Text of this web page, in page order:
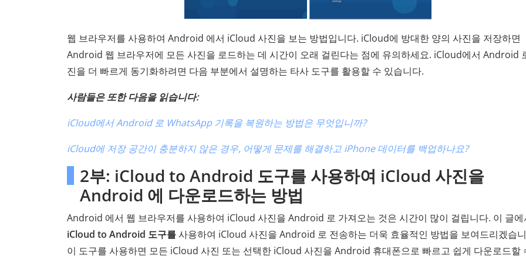
웹 브라우저를 사용하여 Android 에서 iCloud 사진을 보는 방법입니다. iCloud에 방대한 양의 사진을 저장하면
Android 웹 브라우저에 모든 사진을 로드하는 데 시간이 오래 걸린다는 점에 유의하세요. iCloud에서 Android
진을 더 빠르게 동기화하려면 다음 부분에서 설명하는 타사 도구를 활용할 수 있습니다.
사람들은 또한 다음을 읽습니다:
iCloud에서 Android 로 WhatsApp 기록을 복원하는 방법은 무엇입니까?
iCloud에 저장 공간이 충분하지 않은 경우, 어떻게 문제를 해결하고 iPhone 데이터를 백업하나요?
2부: iCloud to Android 도구를 사용하여 iCloud 사진을
Android 에 다운로드하는 방법
Android 에서 웹 브라우저를 사용하여 iCloud 사진을 Android 로 가져오는 것은 시간이 많이 걸립니다. 이 글에
iCloud to Android 도구를사용하여 iCloud 사진을 Android 로 전송하는 더욱 효율적인 방법을 보여드리겠습
이 도구를 사용하면 모든 iCloud 사진 또는 선택한 iCloud 사진을 Android 휴대폰으로 빠르고 쉽게 다운로드할